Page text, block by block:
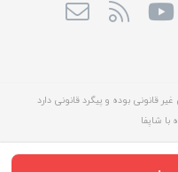
قانونی بوده و پیگرد قانونی دارد
شاپفا